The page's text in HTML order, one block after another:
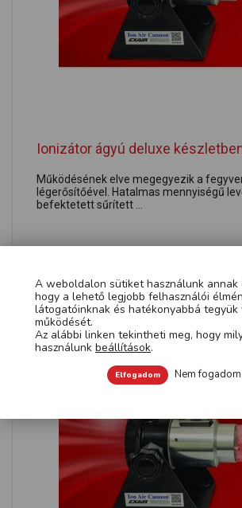
Ionizátor ágyú deluxe
Működésének elve megegyezik a
légerősítőével. Hatalmas mennyiségű
befektetett sűrített ...
A weboldalon sütiket használunk annak
hogy a lehető legjobb felhasználói
látogatóinknak és hatékonyabbá
működését.
Az alábbi linken tekintheti meg, hogy
használunk beállítások.
Elfogadom Nem